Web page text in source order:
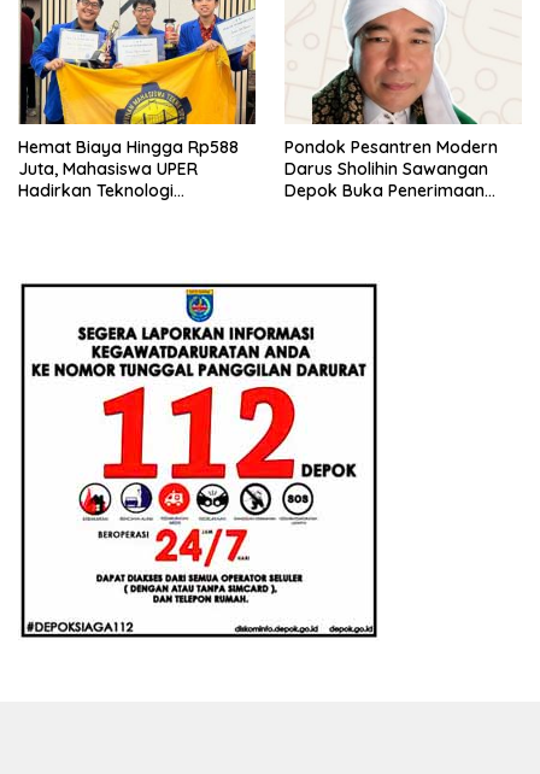
Hemat Biaya Hingga Rp588
Juta, Mahasiswa UPER
Hadirkan Teknologi
Pondok Pesantren Modern
Darus Sholihin Sawangan
Depok Buka Penerimaan